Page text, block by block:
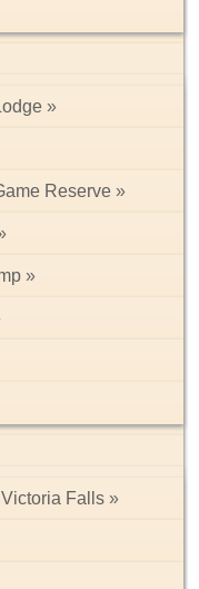
Reserve
Falls